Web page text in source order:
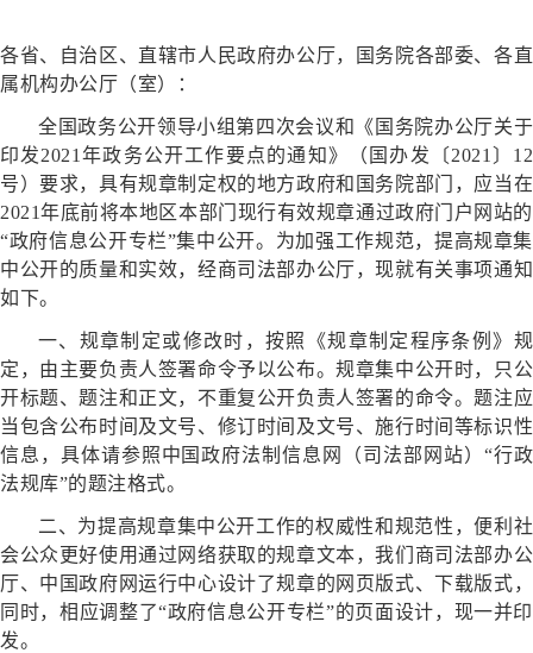
各省、自治区、直辖市人民政府办公厅，国务院各部委、各直
属机构办公厅（室）：
全国政务公开领导小组第四次会议和《国务院办公厅关于
印发2021年政务公开工作要点的通知》（国办发〔2021〕12
号）要求，具有规章制定权的地方政府和国务院部门，应当在
2021年底前将本地区本部门现行有效规章通过政府门户网站的
“政府信息公开专栏”集中公开。为加强工作规范，提高规章集
中公开的质量和实效，经商司法部办公厅，现就有关事项通知
如下。
一、规章制定或修改时，按照《规章制定程序条例》规
定，由主要负责人签署命令予以公布。规章集中公开时，只公
开标题、题注和正文，不重复公开负责人签署的命令。题注应
当包含公布时间及文号、修订时间及文号、施行时间等标识性
信息，具体请参照中国政府法制信息网（司法部网站）“行政
法规库”的题注格式。
二、为提高规章集中公开工作的权威性和规范性，便利社
会公众更好使用通过网络获取的规章文本，我们商司法部办公
厅、中国政府网运行中心设计了规章的网页版式、下载版式，
同时，相应调整了“政府信息公开专栏”的页面设计，现一并印
发。